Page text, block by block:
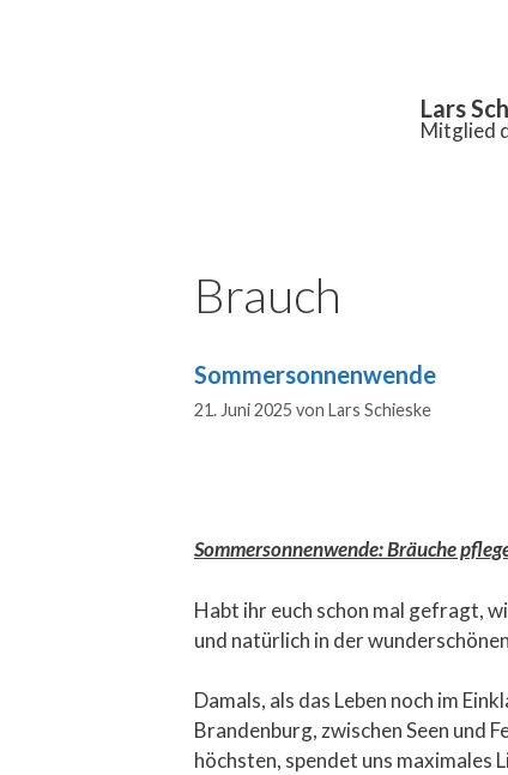
Lars
Mitglied
Brauch
Sommersonnenwende
21. Juni 2025 von Lars Schieske
Sommersonnenwende: Bräuche
Habt ihr euch schon mal gefragt,
und natürlich in der
Damals, als das Leben noch im
Brandenburg, zwischen Seen und
höchsten, spendet uns maximales